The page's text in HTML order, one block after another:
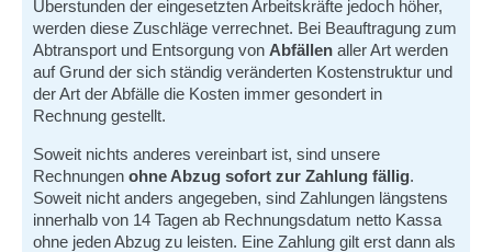
Überstunden der eingesetzten Arbeitskräfte jedoch höher,
werden diese Zuschläge verrechnet. Bei Beauftragung zum
Abtransport und Entsorgung von Abfällen aller Art werden
auf Grund der sich ständig veränderten Kostenstruktur und
der Art der Abfälle die Kosten immer gesondert in
Rechnung gestellt.
Soweit nichts anderes vereinbart ist, sind unsere
Rechnungen ohne Abzug sofort zur Zahlung fällig.
Soweit nicht anders angegeben, sind Zahlungen längstens
innerhalb von 14 Tagen ab Rechnungsdatum netto Kassa
ohne jeden Abzug zu leisten. Eine Zahlung gilt erst dann als